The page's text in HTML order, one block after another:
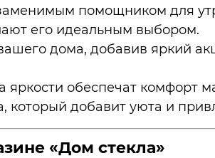
помощником для
его идеальным выбором.
дома, добавив яркий
яркости обеспечат комфорт
который добавит уюта и
«Дом стекла»